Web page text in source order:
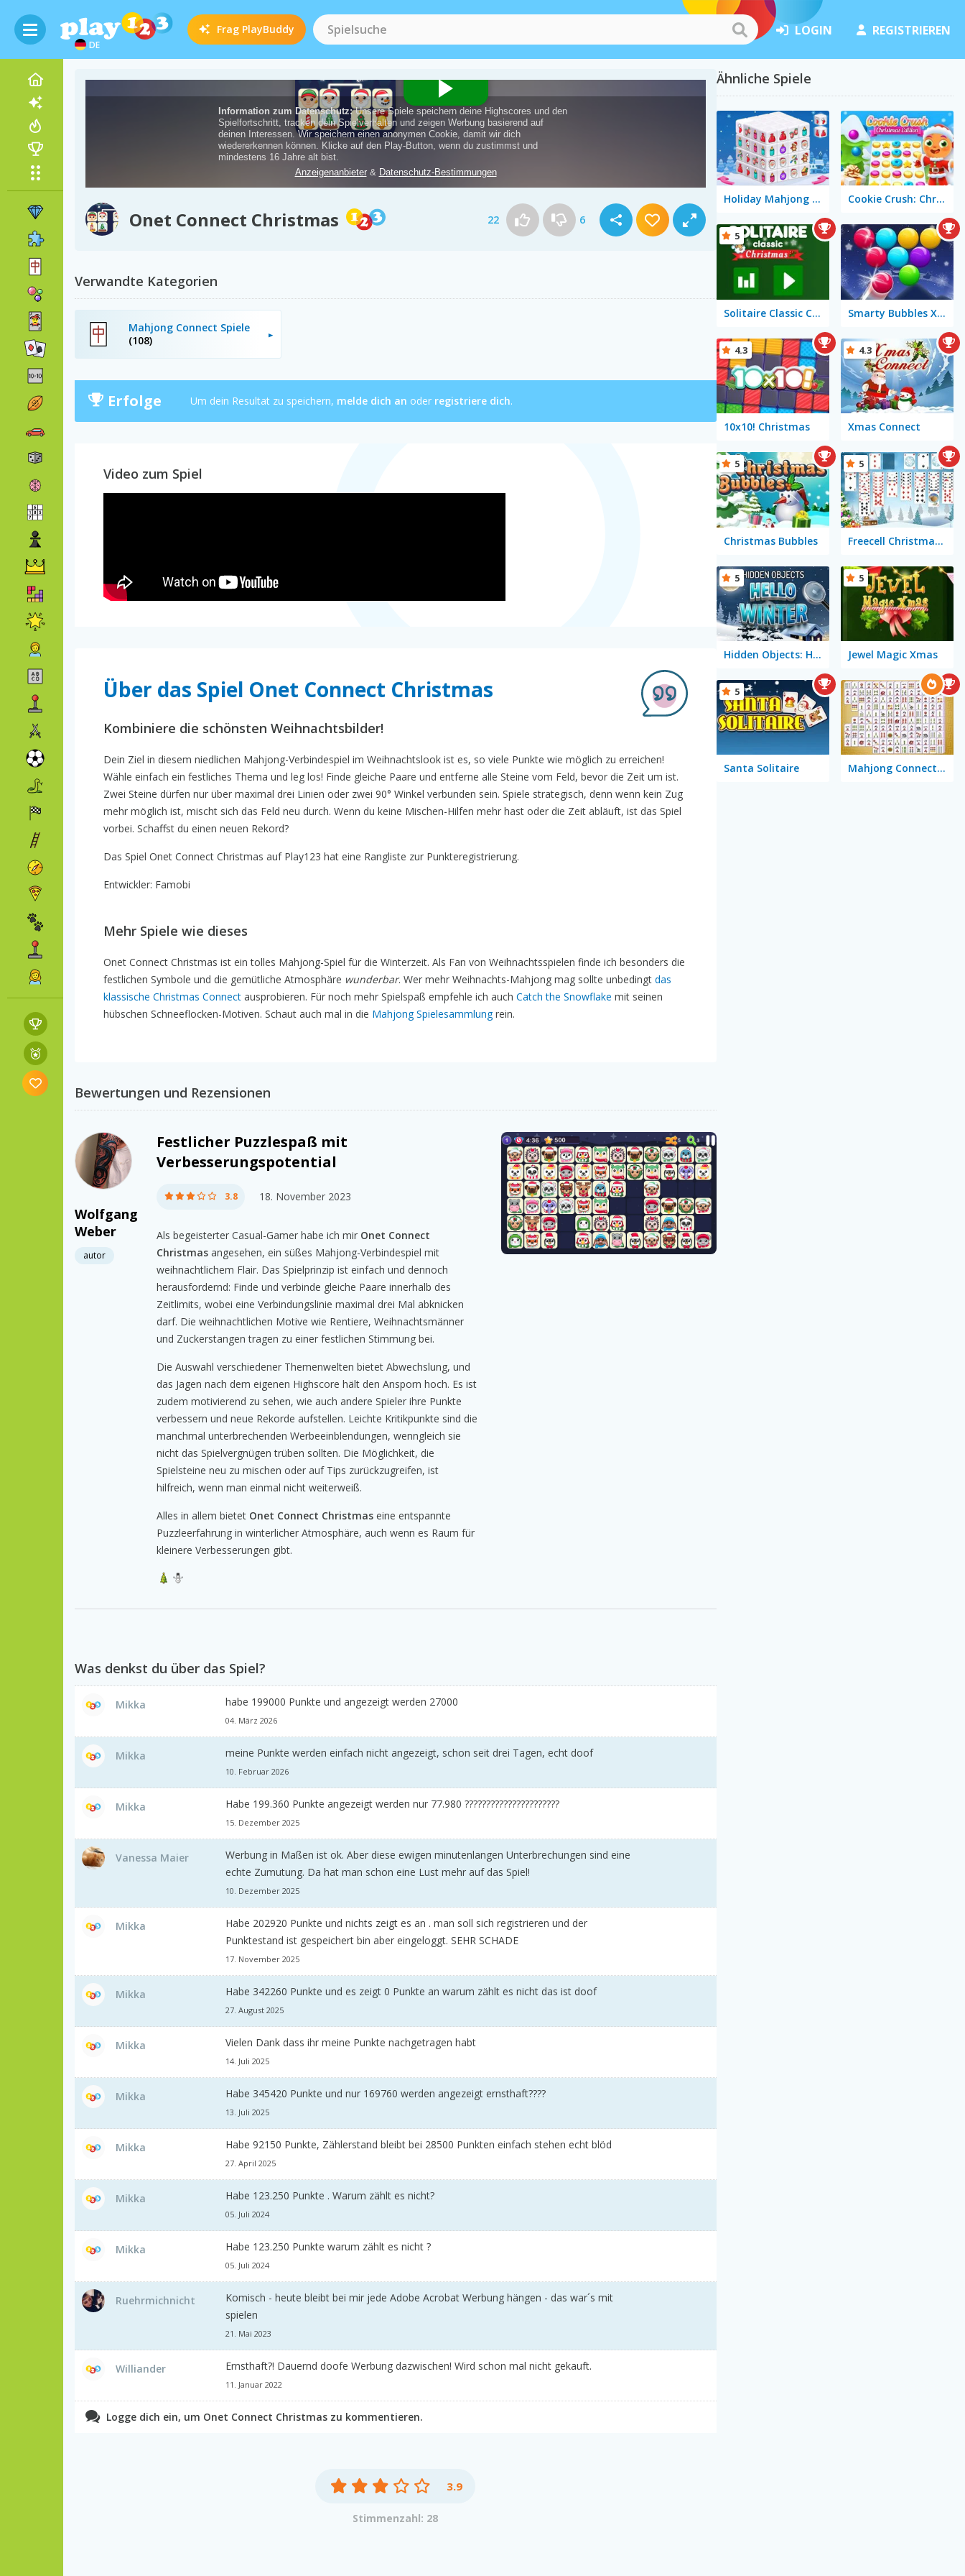
DE
Frag PlayBuddy LOGIN REGISTRIEREN
Onet Connect Christmas 22 6
Verwandte Kategorien
Mahjong Connect Spiele
(108)
Erfolge Um dein Resultat zu speichern, melde dich an oder registriere dich.
Video zum Spiel
Über das Spiel Onet Connect Christmas
Kombiniere die schönsten Weihnachtsbilder!
Dein Ziel in diesem niedlichen Mahjong-Verbindespiel im Weihnachtslook ist es, so viele Punkte wie möglich zu erreichen!
Wähle einfach ein festliches Thema und leg los! Finde gleiche Paare und entferne alle Steine vom Feld, bevor die Zeit um ist.
Zwei Steine dürfen nur über maximal drei Linien oder zwei 90° Winkel verbunden sein. Spiele strategisch, denn wenn kein Zug
mehr möglich ist, mischt sich das Feld neu durch. Wenn du keine Mischen-Hilfen mehr hast oder die Zeit abläuft, ist das Spiel
vorbei. Schaffst du einen neuen Rekord?
Das Spiel Onet Connect Christmas auf Play123 hat eine Rangliste zur Punkteregistrierung.
Entwickler: Famobi
Mehr Spiele wie dieses
Onet Connect Christmas ist ein tolles Mahjong-Spiel für die Winterzeit. Als Fan von Weihnachtsspielen finde ich besonders die
festlichen Symbole und die gemütliche Atmosphäre wunderbar. Wer mehr Weihnachts-Mahjong mag sollte unbedingt das
klassische Christmas Connect ausprobieren. Für noch mehr Spielspaß empfehle ich auch Catch the Snowflake mit seinen
hübschen Schneeflocken-Motiven. Schaut auch mal in die Mahjong Spielesammlungrein.
Bewertungen und Rezensionen
Wolfgang
Weber
autor
Festlicher Puzzlespaß mit
Verbesserungspotential
3.8 18. November 2023
Als begeisterter Casual-Gamer habe ich mir Onet Connect
Christmas angesehen, ein süßes Mahjong-Verbindespiel mit
weihnachtlichem Flair. Das Spielprinzip ist einfach und dennoch
herausfordernd: Finde und verbinde gleiche Paare innerhalb des
Zeitlimits, wobei eine Verbindungslinie maximal drei Mal abknicken
darf. Die weihnachtlichen Motive wie Rentiere, Weihnachtsmänner
und Zuckerstangen tragen zu einer festlichen Stimmung bei.
Die Auswahl verschiedener Themenwelten bietet Abwechslung, und
das Jagen nach dem eigenen Highscore hält den Ansporn hoch. Es ist
zudem motivierend zu sehen, wie auch andere Spieler ihre Punkte
verbessern und neue Rekorde aufstellen. Leichte Kritikpunkte sind die
manchmal unterbrechenden Werbeeinblendungen, wenngleich sie
nicht das Spielvergnügen trüben sollten. Die Möglichkeit, die
Spielsteine neu zu mischen oder auf Tips zurückzugreifen, ist
hilfreich, wenn man einmal nicht weiterweiß.
Alles in allem bietet Onet Connect Christmas eine entspannte
Puzzleerfahrung in winterlicher Atmosphäre, auch wenn es Raum für
kleinere Verbesserungen gibt.
Was denkst du über das Spiel?
Mikka habe 199000 Punkte und angezeigt werden 27000
04. März 2026
Mikka meine Punkte werden einfach nicht angezeigt, schon seit drei Tagen, echt doof
10. Februar 2026
Mikka Habe 199.360 Punkte angezeigt werden nur 77.980 ??????????????????????
15. Dezember 2025
Vanessa Maier
Werbung in Maßen ist ok. Aber diese ewigen minutenlangen Unterbrechungen sind eine
echte Zumutung. Da hat man schon eine Lust mehr auf das Spiel!
10. Dezember 2025
Mikka
Habe 202920 Punkte und nichts zeigt es an . man soll sich registrieren und der
Punktestand ist gespeichert bin aber eingeloggt. SEHR SCHADE
17. November 2025
Mikka Habe 342260 Punkte und es zeigt 0 Punkte an warum zählt es nicht das ist doof
27. August 2025
Mikka Vielen Dank dass ihr meine Punkte nachgetragen habt
14. Juli 2025
Mikka Habe 345420 Punkte und nur 169760 werden angezeigt ernsthaft????
13. Juli 2025
Mikka Habe 92150 Punkte, Zählerstand bleibt bei 28500 Punkten einfach stehen echt blöd
27. April 2025
Mikka Habe 123.250 Punkte . Warum zählt es nicht?
05. Juli 2024
Mikka Habe 123.250 Punkte warum zählt es nicht ?
05. Juli 2024
Ruehrmichnicht
Komisch - heute bleibt bei mir jede Adobe Acrobat Werbung hängen - das war´s mit
spielen
21. Mai 2023
Williander Ernsthaft?! Dauernd doofe Werbung dazwischen! Wird schon mal nicht gekauft.
11. Januar 2022
Logge dich ein, um Onet Connect Christmas zu kommentieren.
3.9
Stimmenzahl: 28
Ähnliche Spiele
Holiday Mahjong Dimensions Cookie Crush: Christmas Edition
Solitaire Classic Christmas
5
Smarty Bubbles X-MAS Edition
10x10! Christmas
4.3
Xmas Connect
4.3
Christmas Bubbles
5
Freecell Christmas Solitaire
5
Hidden Objects: Hello Winter
5
Jewel Magic Xmas
5
Santa Solitaire
5
Mahjong Connect Classic